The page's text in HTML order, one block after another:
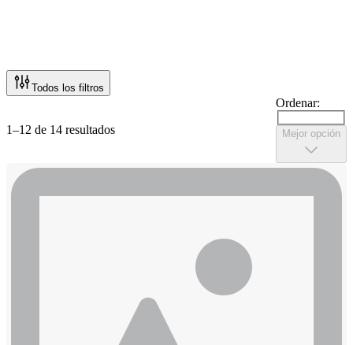
Todos los filtros
1–12 de 14 resultados
Ordenar:
Mejor opción